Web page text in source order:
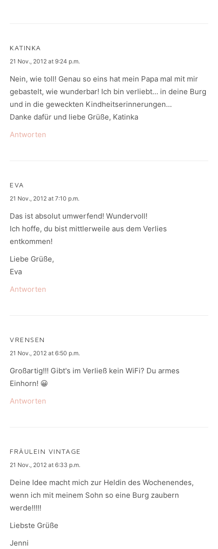
KATINKA
says:
21 Nov., 2012 at 9:24 p.m.
Nein, wie toll! Genau so eins hat mein Papa mal mit mir
gebastelt, wie wunderbar! Ich bin verliebt… in deine Burg
und in die geweckten Kindheitserinnerungen…
Danke dafür und liebe Grüße, Katinka
Antworten
EVA
says:
21 Nov., 2012 at 7:10 p.m.
Das ist absolut umwerfend! Wundervoll!
Ich hoffe, du bist mittlerweile aus dem Verlies
entkommen!
Liebe Grüße,
Eva
Antworten
VRENSEN
says:
21 Nov., 2012 at 6:50 p.m.
Großartig!!! Gibt's im Verließ kein WiFi? Du armes
Einhorn! 😀
Antworten
FRÄULEIN VINTAGE
says:
21 Nov., 2012 at 6:33 p.m.
Deine Idee macht mich zur Heldin des Wochenendes,
wenn ich mit meinem Sohn so eine Burg zaubern
werde!!!!!
Liebste Grüße
Jenni